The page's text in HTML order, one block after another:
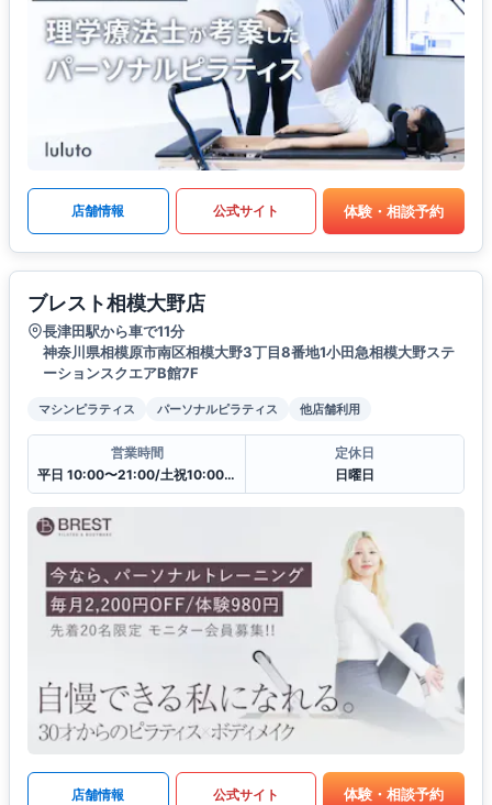
店舗情報 公式サイト 体験・相談予約
ブレスト相模大野店
長津田駅から車で11分
神奈川県相模原市南区相模大野3丁目8番地1小田急相模大野ステ
ーションスクエアB館7F
マシンピラティス パーソナルピラティス 他店舗利用
営業時間
平日 10:00〜21:00/土祝10:00〜19:30
定休日
日曜日
店舗情報 公式サイト 体験・相談予約